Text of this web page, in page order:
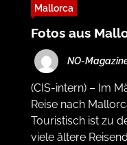
Mallorca
Fotos aus
NO-
(CIS-intern) – Im
Reise nach
Touristisch ist zu
viele ältere